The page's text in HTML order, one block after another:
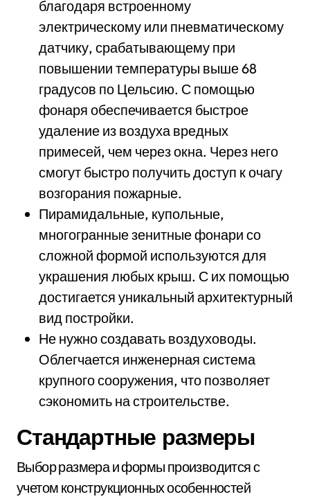
благодаря встроенному
электрическому или пневматическому
датчику, срабатывающему при
повышении температуры выше 68
градусов по Цельсию. С помощью
фонаря обеспечивается быстрое
удаление из воздуха вредных
примесей, чем через окна. Через него
смогут быстро получить доступ к очагу
возгорания пожарные.
Пирамидальные, купольные,
многогранные зенитные фонари со
сложной формой используются для
украшения любых крыш. С их помощью
достигается уникальный архитектурный
вид постройки.
Не нужно создавать воздуховоды.
Облегчается инженерная система
крупного сооружения, что позволяет
сэкономить на строительстве.
Стандартные размеры
Выбор размера и формы производится с
учетом конструкционных особенностей